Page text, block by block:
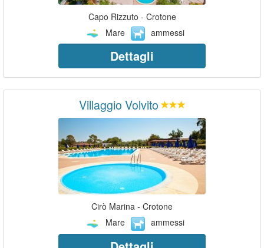
Capo Rizzuto - Crotone
Mare
ammessi
Dettagli
Villaggio Volvito
Cirò Marina - Crotone
Mare
ammessi